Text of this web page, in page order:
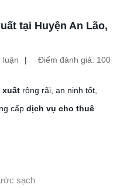
tại Huyện An Lão,
luận Điểm đánh giá: 100
xuất rộng rãi, an ninh tốt,
cấp dịch vụ cho thuê
sạch